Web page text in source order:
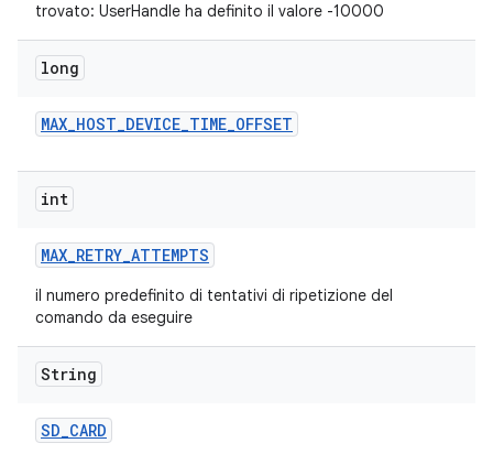
trovato: UserHandle ha definito il valore -10000
long
MAX_HOST_DEVICE_TIME_OFFSET
int
MAX_RETRY_ATTEMPTS
il numero predefinito di tentativi di ripetizione del
comando da eseguire
String
SD_CARD